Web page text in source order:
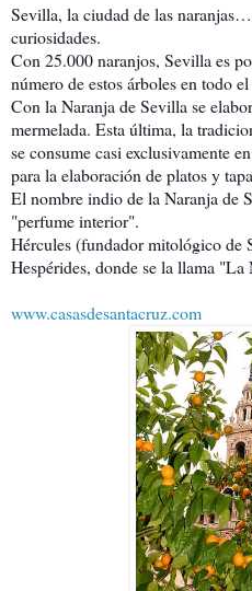
Sevilla, la ciudad de las
curiosidades.
Con 25.000 naranjos, Sevilla es
número de estos árboles en todo
Con la Naranja de Sevilla se
mermelada. Esta última, la
se consume casi exclusivamente
para la elaboración de platos y
El nombre indio de la Naranja de
"perfume interior".
Hércules (fundador mitológico de
Hespérides, donde se la llama
www.casasdesantacruz.com